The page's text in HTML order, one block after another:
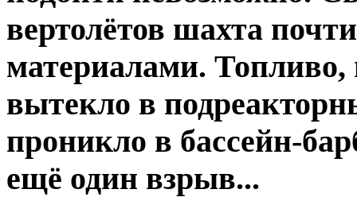
вертолётов шахта
материалами. Топливо,
вытекло в
проникло в бассейн-
ещё один взрыв...